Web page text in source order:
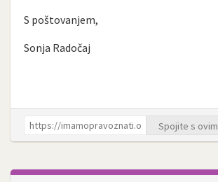
S poštovanjem,
Sonja Radočaj
Spojite s ovim